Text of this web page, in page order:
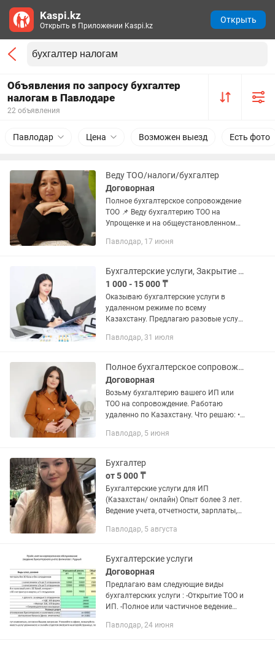
Объявления по запросу бухгалтер
налогам в Павлодаре
22 объявления
Павлодар Цена Возможен выезд Есть фото
Веду ТОО/налоги/бухгалтер
Договорная
Полное бухгалтерское сопровождение
ТОО 📌 Веду бухгалтерию ТОО на
Упрощенке и на общеустановленном
заработной платы 📤 Импорт / экспорт
Павлодар, 17 июня
Бухгалтерские услуги, Закрытие ИП, ТОО, ЭСФ, АВР, Декларация, Отчеты
1 000 - 15 000 ₸
Оказываю бухгалтерские услуги в
удаленном режиме по всему
Казахстану. Предлагаю разовые услуги
Открытие/Приостановление/
СНТ,...
Павлодар, 31 июля
Полное бухгалтерское сопровождение ИП/ТОО Налоги Зарплата Отчеты
Договорная
Возьму бухгалтерию вашего ИП или
ТОО на сопровождение. Работаю
удаленно по Казахстану. Что решаю: •
зарплата и сотрудники • ЭСФ, АБР,
Павлодар, 5 июня
Бухгалтер
от 5 000 ₸
Бухгалтерские услуги для ИП
(Казахстан/ онлайн) Опыт более 3 лет.
Ведение учета, отчетности, зарплаты,
импорт/экспорт, ТИС, Розничный
Павлодар, 5 августа
Бухгалтерские услуги
Договорная
Предлагаю вам следующие виды
бухгалтерских услуги : -Открытие ТОО и
ИП. -Полное или частичное ведение
налоговых и статистических отчетов.
Павлодар, 24 июня
Kaspi.kz
Открыть в Приложении Kaspi.kz
Открыть